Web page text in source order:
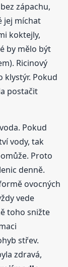
zápachu,
jej míchat
koktejly,
by mělo být
Ricinový
klystýr. Pokud
postačit
Pokud
vody, tak
Proto
denně.
ovocných
vede
toho snižte
střev.
zdravá,